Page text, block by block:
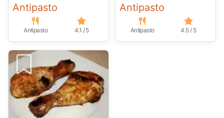
Antipasto
Antipasto 4.1 / 5
Antipasto
Antipasto 4.5 / 5